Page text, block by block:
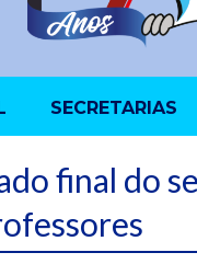
SECRETARIAS
final do